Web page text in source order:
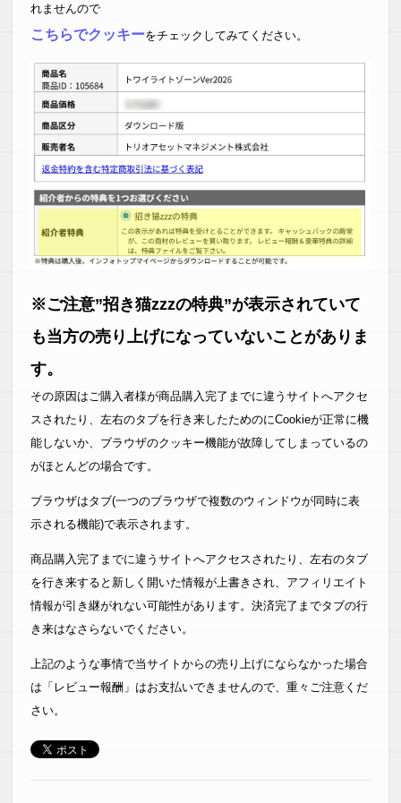
れませんので
こちらでクッキーをチェックしてみてください。
※ご注意”招き猫zzzの特典”が表示されていて
も当方の売り上げになっていないことがありま
す。
その原因はご購入者様が商品購入完了までに違うサイトへアクセ
スされたり、左右のタブを行き来したためのにCookieが正常に機
能しないか、ブラウザのクッキー機能が故障してしまっているの
がほとんどの場合です。
ブラウザはタブ(一つのブラウザで複数のウィンドウが同時に表
示される機能)で表示されます。
商品購入完了までに違うサイトへアクセスされたり、左右のタブ
を行き来すると新しく開いた情報が上書きされ、アフィリエイト
情報が引き継がれない可能性があります。決済完了までタブの行
き来はなさらないでください。
上記のような事情で当サイトからの売り上げにならなかった場合
は「レビュー報酬」はお支払いできませんので、重々ご注意くだ
さい。